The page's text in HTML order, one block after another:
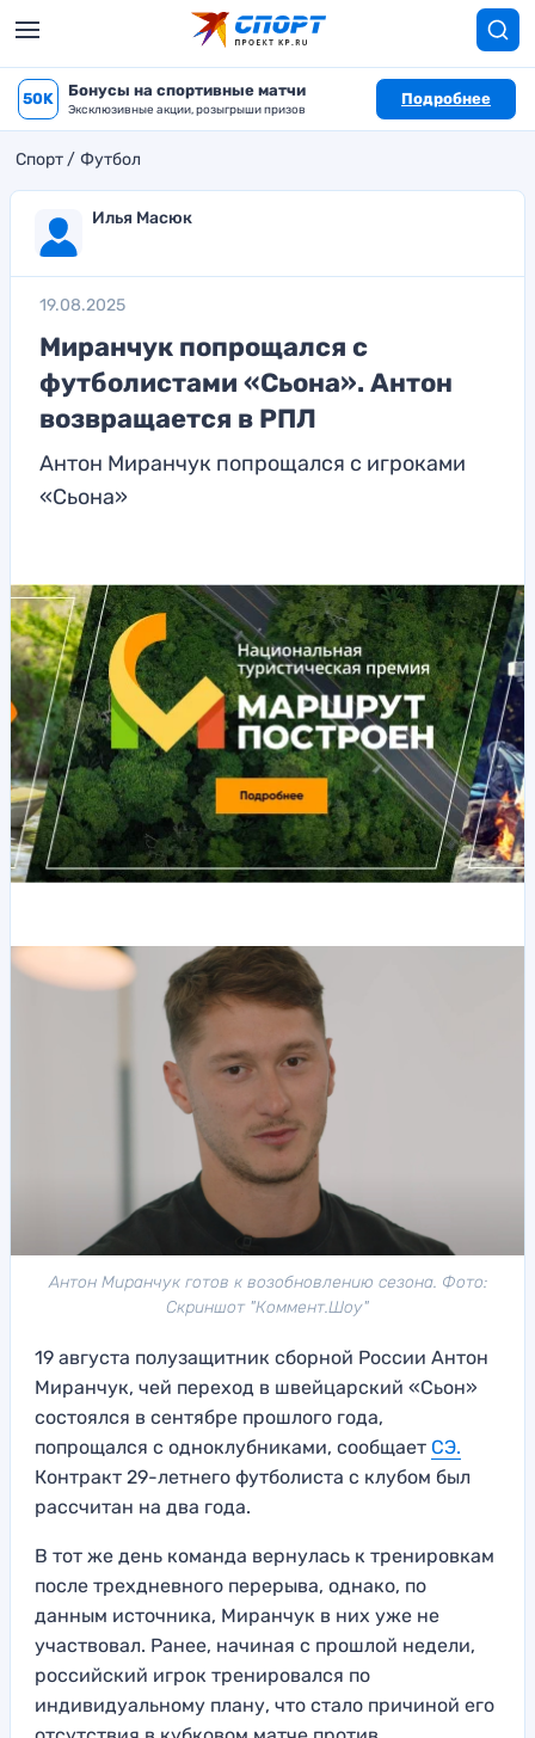
50K Бонусы на спортивные матчи
Эксклюзивные акции, розыгрыши призов
Подробнее
Спорт Футбол
Илья Масюк
19.08.2025
Миранчук попрощался с
футболистами «Сьона». Антон
возвращается в РПЛ
Антон Миранчук попрощался с игроками
«Сьона»
Антон Миранчук готов к возобновлению сезона. Фото:
Скриншот "Коммент.Шоу"
19 августа полузащитник сборной России Антон
Миранчук, чей переход в швейцарский «Сьон»
состоялся в сентябре прошлого года,
попрощался с одноклубниками, сообщает СЭ.
Контракт 29-летнего футболиста с клубом был
рассчитан на два года.
В тот же день команда вернулась к тренировкам
после трехдневного перерыва, однако, по
данным источника, Миранчук в них уже не
участвовал. Ранее, начиная с прошлой недели,
российский игрок тренировался по
индивидуальному плану, что стало причиной его